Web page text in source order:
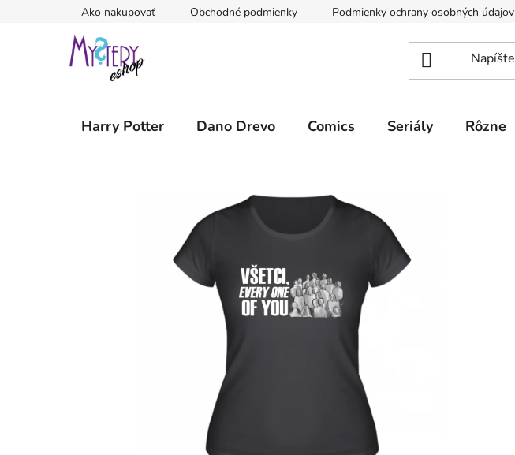
Ako nakupovať Obchodné podmienky Podmienky ochrany osobných údajov
Harry Potter Dano Drevo Comics Seriály Rôzne